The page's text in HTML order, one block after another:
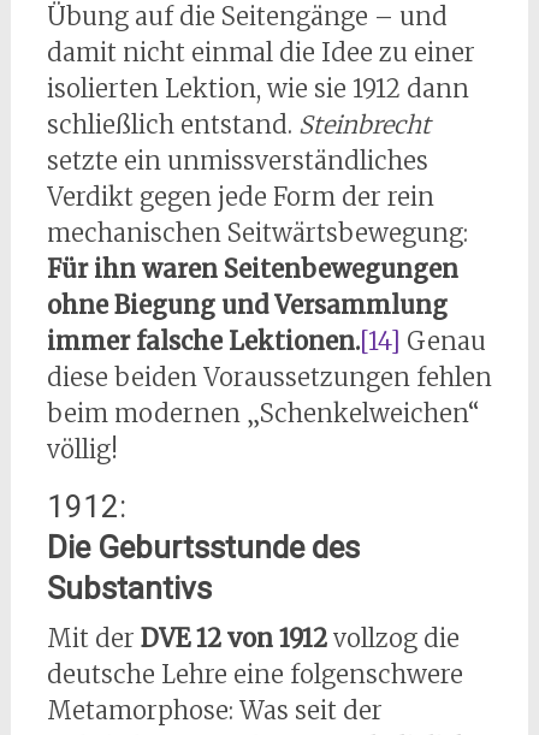
Übung auf die Seitengänge – und
damit nicht einmal die Idee zu einer
isolierten Lektion, wie sie 1912 dann
schließlich entstand. Steinbrecht
setzte ein unmissverständliches
Verdikt gegen jede Form der rein
mechanischen Seitwärtsbewegung:
Für ihn waren Seitenbewegungen
ohne Biegung und Versammlung
immer falsche Lektionen.[14] Genau
diese beiden Voraussetzungen fehlen
beim modernen „Schenkelweichen“
völlig!
1912:
Die Geburtsstunde des
Substantivs
Mit der DVE 12 von 1912vollzog die
deutsche Lehre eine folgenschwere
Metamorphose: Was seit der